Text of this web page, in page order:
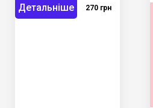
Детальніше 270 грн